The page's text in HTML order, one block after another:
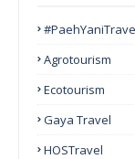
Agrotourism
Ecotourism
Gaya Travel
HOSTravel